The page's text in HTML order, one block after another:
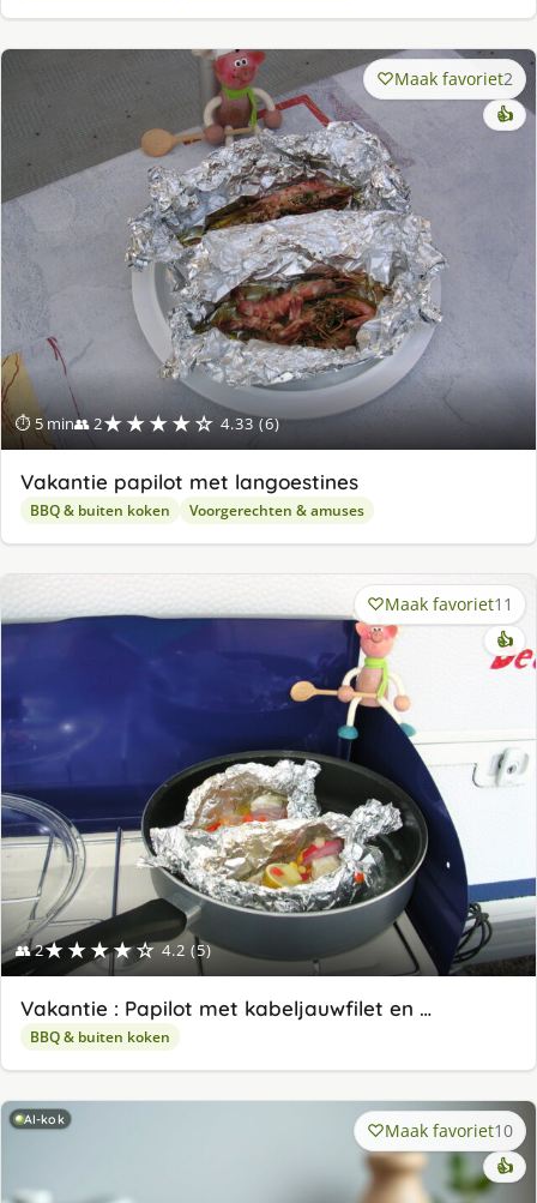
⏱ 5 min👥 2★★★★☆ 4.33 (6)
Maak favoriet2
👍
Vakantie papilot met langoestines
BBQ & buiten koken Voorgerechten & amuses
👥 2★★★★☆ 4.2 (5)
Maak favoriet11
👍
Vakantie : Papilot met kabeljauwfilet en …
BBQ & buiten koken
AI-kok Maak favoriet10
👍